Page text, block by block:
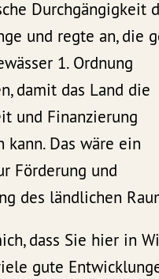
Durchgängigkeit
und regte an, die
1. Ordnung
damit das Land die
und Finanzierung
kann. Das wäre ein
Förderung und
des ländlichen
dass Sie hier in
gute